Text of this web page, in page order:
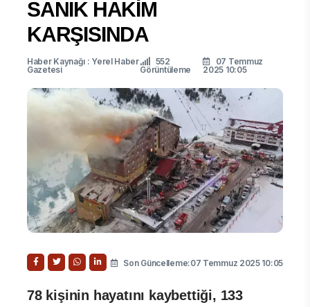
SANIK HAKİM
KARŞISINDA
Haber Kaynağı : Yerel Haber
Gazetesi
552
Görüntüleme
07 Temmuz
2025 10:05
Son Güncelleme:07 Temmuz 2025 10:05
78 kişinin hayatını kaybettiği, 133